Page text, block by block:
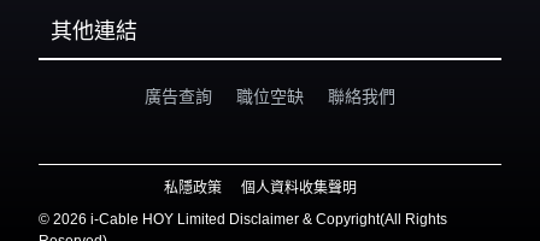
其他連結
廣告查詢 職位空缺 聯絡我們
私隱政策
個人資料收集聲明
© 2026 i-Cable HOY Limited Disclaimer & Copyright(All Rights